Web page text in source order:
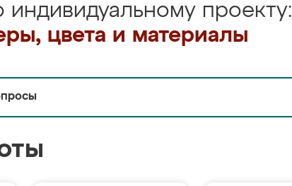
индивидуальному проекту:
цвета и материалы